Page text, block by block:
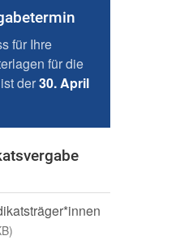
für Ihre
für die
der30. April